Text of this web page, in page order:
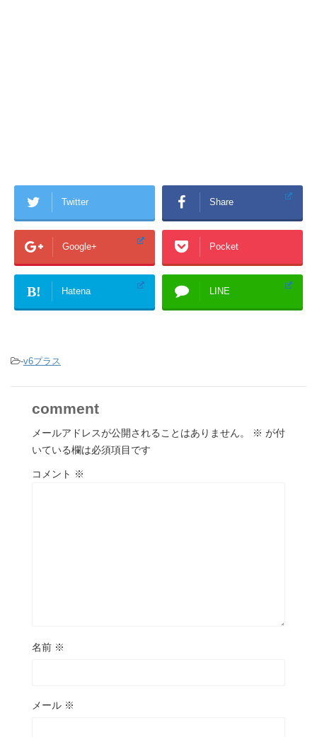
Twitter Share
Google+ Pocket
B! Hatena LINE
-v6プラス
comment
メールアドレスが公開されることはありません。 ※ が付
いている欄は必須項目です
コメント ※
名前 ※
メール ※